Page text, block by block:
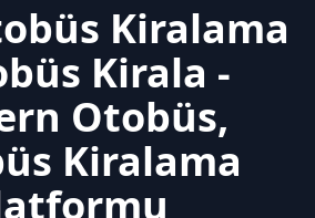
Kiralama
Kirala -
Otobüs,
Kiralama